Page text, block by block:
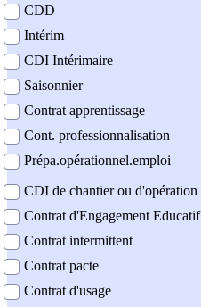
CDD
Intérim
CDI Intérimaire
Saisonnier
Contrat apprentissage
Cont. professionnalisation
Prépa.opérationnel.emploi
CDI de chantier ou d'opération
Contrat d'Engagement Educatif
Contrat intermittent
Contrat pacte
Contrat d'usage